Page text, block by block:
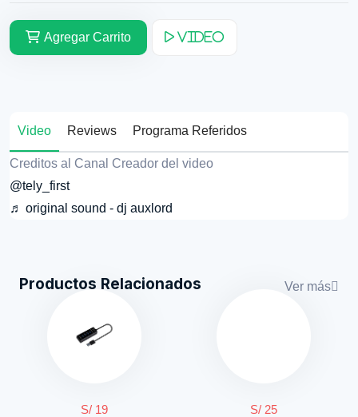
Agregar Carrito Video
Video Reviews Programa Referidos
Creditos al Canal Creador del video
@tely_first
♬ original sound - dj auxlord
Productos Relacionados Ver más
S/ 19 S/ 25